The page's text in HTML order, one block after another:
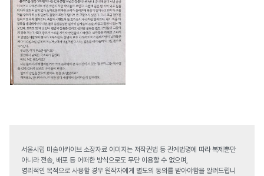
서울시립 미술아카이브 소장자료 이미지는 저작권법 등 관계법령에 따라 복제뿐만
아니라 전송, 배포 등 어떠한 방식으로도 무단 이용할 수 없으며,
영리적인 목적으로 사용할 경우 원작자에게 별도의 동의를 받아야함을 알려드립니